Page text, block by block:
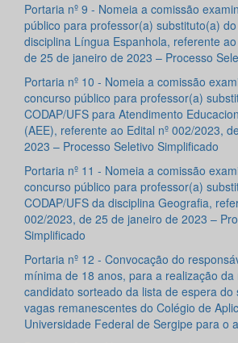
Portaria nº 9 - Nomeia a comissão
público para professor(a) substituto(a)
disciplina Língua Espanhola, referente
de 25 de janeiro de 2023 – Processo
Portaria nº 10 - Nomeia a comissão
concurso público para professor(a)
CODAP/UFS para Atendimento
(AEE), referente ao Edital nº 002/2023,
2023 – Processo Seletivo Simplificado
Portaria nº 11 - Nomeia a comissão
concurso público para professor(a)
CODAP/UFS da disciplina Geografia,
002/2023, de 25 de janeiro de 2023 –
Simplificado
Portaria nº 12 - Convocação do
mínima de 18 anos, para a realização da
candidato sorteado da lista de espera do
vagas remanescentes do Colégio de
Universidade Federal de Sergipe para o